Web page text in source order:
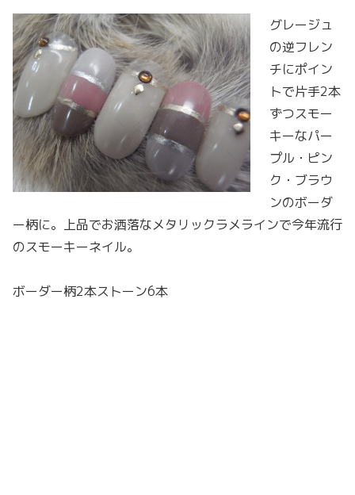
グレージュ
の逆フレン
チにポイン
トで片手2本
ずつスモー
キーなパー
プル・ピン
ク・ブラウ
ンのボーダ
ー柄に。上品でお洒落なメタリックラメラインで今年流行
のスモーキーネイル。
ボーダー柄2本ストーン6本